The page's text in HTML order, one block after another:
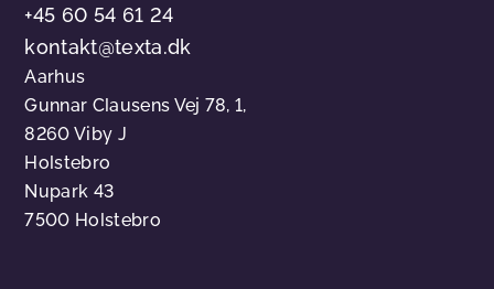
+45 60 54 61 24
kontakt@texta.dk
Aarhus
Gunnar Clausens Vej 78, 1,
8260 Viby J
Holstebro
Nupark 43
7500 Holstebro